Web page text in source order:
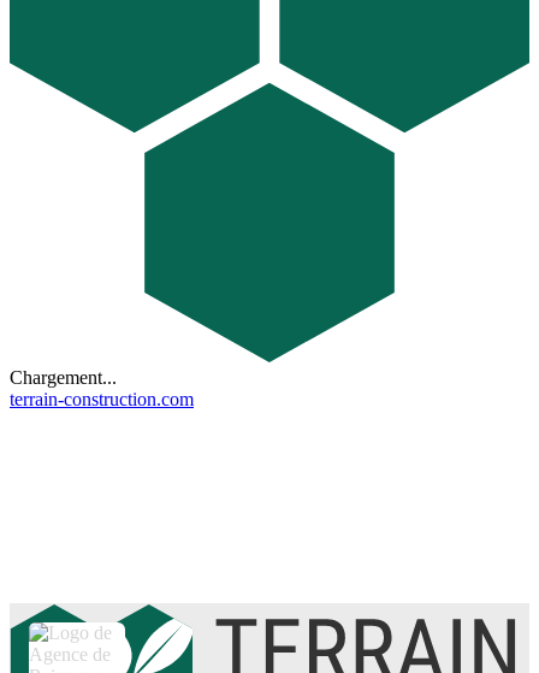
Chargement...
terrain-construction.com